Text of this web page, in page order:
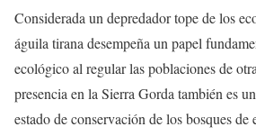
Considerada un depredador tope de los
águila tirana desempeña un papel
ecológico al regular las poblaciones de
presencia en la Sierra Gorda también es
estado de conservación de los bosques de